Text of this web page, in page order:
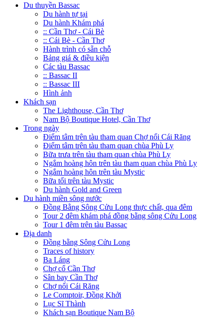
Du thuyền Bassac
Du hành tự tại
Du hành Khám phá
:: Cần Thơ - Cái Bè
:: Cái Bè - Cần Thơ
Hành trình có sẵn chỗ
Bảng giá & điều kiện
Các tàu Bassac
:: Bassac II
:: Bassac III
Hình ảnh
Khách sạn
The Lighthouse, Cần Thơ
Nam Bộ Boutique Hotel, Cần Thơ
Trong ngày
Điểm tâm trên tàu tham quan Chợ nổi Cái Răng
Điểm tâm trên tàu tham quan chùa Phù Ly
Bữa trưa trên tàu tham quan chùa Phù Ly
Ngắm hoàng hôn trên tàu tham quan chùa Phù Ly
Ngắm hoàng hôn trên tàu Mystic
Bữa tối trên tàu Mystic
Du hành Gold and Green
Du hành miền sông nước
Đồng Bằng Sông Cửu Long thực chất, qua đêm
Tour 2 đêm khám phá đồng bằng sông Cửu Long
Tour 1 đêm trên tàu Bassac
Địa danh
Đồng bằng Sông Cửu Long
Traces of history
Ba Láng
Chợ cổ Cần Thơ
Sân bay Cần Thơ
Chợ nổi Cái Răng
Le Comptoir, Đồng Khởi
Lục Sĩ Thành
Khách sạn Boutique Nam Bộ